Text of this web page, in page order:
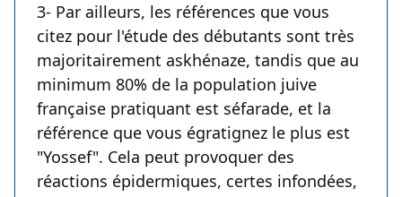
3- Par ailleurs, les références que vous
citez pour l'étude des débutants sont très
majoritairement askhénaze, tandis que au
minimum 80% de la population juive
française pratiquant est séfarade, et la
référence que vous égratignez le plus est
"Yossef". Cela peut provoquer des
réactions épidermiques, certes infondées,